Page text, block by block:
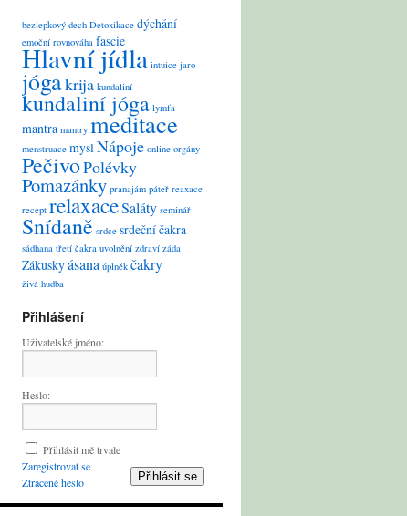
bezlepkový dech Detoxikace dýchání
emoční rovnováha fascie
Hlavní jídla intuice jaro
jógakrija kundaliní
kundaliní jóga lymfa
mantra mantry meditace
menstruace myslNápoje online orgány
PečivoPolévky
Pomazánky pranajám páteř reaxace
recept relaxaceSaláty seminář
Snídaně srdce srdeční čakra
sádhana třetí čakra uvolnění zdraví záda
Zákuskyásana úplněk čakry
živá hudba
Přihlášení
Uživatelské jméno:
Heslo:
Přihlásit mě trvale
Přihlásit se
Zaregistrovat se
Ztracené heslo